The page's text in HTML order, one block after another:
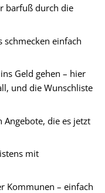
barfuß durch die
einfach
Geld gehen – hier
und die Wunschliste
die es jetzt
mit
Kommunen – einfach